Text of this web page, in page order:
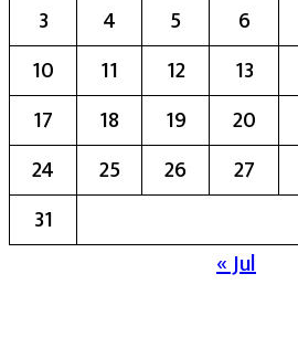
3
4 5 6
10
11 12 13
17
18 19 20
24
25 26 27
31
« Jul